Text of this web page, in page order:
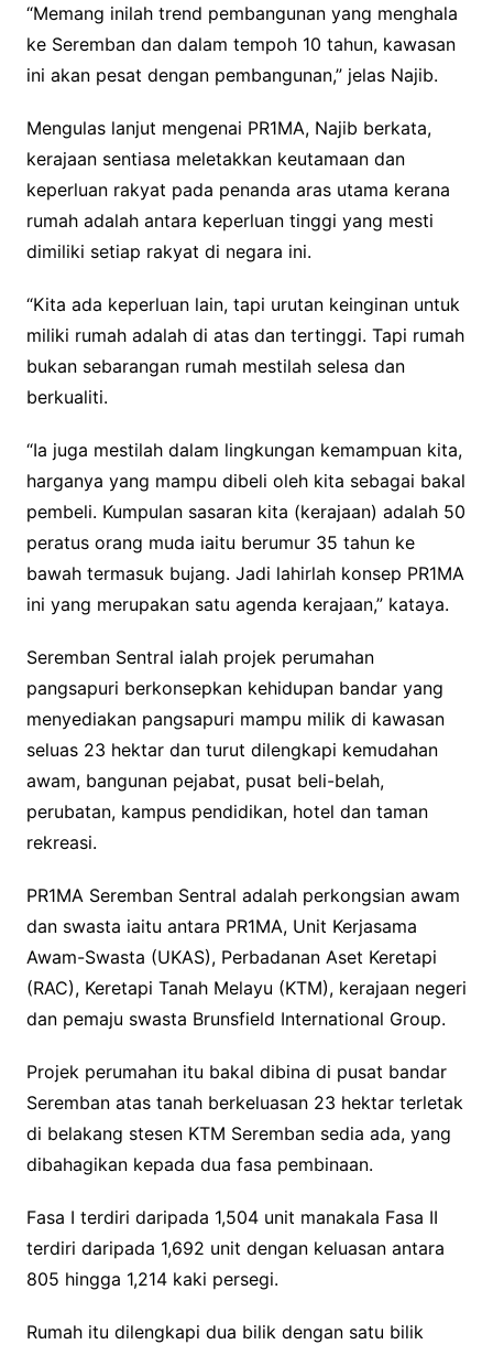
“Memang inilah trend pembangunan yang menghala
ke Seremban dan dalam tempoh 10 tahun, kawasan
ini akan pesat dengan pembangunan,” jelas Najib.
Mengulas lanjut mengenai PR1MA, Najib berkata,
kerajaan sentiasa meletakkan keutamaan dan
keperluan rakyat pada penanda aras utama kerana
rumah adalah antara keperluan tinggi yang mesti
dimiliki setiap rakyat di negara ini.
“Kita ada keperluan lain, tapi urutan keinginan untuk
miliki rumah adalah di atas dan tertinggi. Tapi rumah
bukan sebarangan rumah mestilah selesa dan
berkualiti.
“Ia juga mestilah dalam lingkungan kemampuan kita,
harganya yang mampu dibeli oleh kita sebagai bakal
pembeli. Kumpulan sasaran kita (kerajaan) adalah 50
peratus orang muda iaitu berumur 35 tahun ke
bawah termasuk bujang. Jadi lahirlah konsep PR1MA
ini yang merupakan satu agenda kerajaan,” kataya.
Seremban Sentral ialah projek perumahan
pangsapuri berkonsepkan kehidupan bandar yang
menyediakan pangsapuri mampu milik di kawasan
seluas 23 hektar dan turut dilengkapi kemudahan
awam, bangunan pejabat, pusat beli-belah,
perubatan, kampus pendidikan, hotel dan taman
rekreasi.
PR1MA Seremban Sentral adalah perkongsian awam
dan swasta iaitu antara PR1MA, Unit Kerjasama
Awam-Swasta (UKAS), Perbadanan Aset Keretapi
(RAC), Keretapi Tanah Melayu (KTM), kerajaan negeri
dan pemaju swasta Brunsfield International Group.
Projek perumahan itu bakal dibina di pusat bandar
Seremban atas tanah berkeluasan 23 hektar terletak
di belakang stesen KTM Seremban sedia ada, yang
dibahagikan kepada dua fasa pembinaan.
Fasa I terdiri daripada 1,504 unit manakala Fasa II
terdiri daripada 1,692 unit dengan keluasan antara
805 hingga 1,214 kaki persegi.
Rumah itu dilengkapi dua bilik dengan satu bilik